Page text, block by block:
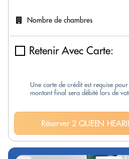
Nombre de chambres
Retenir Avec Carte:
Une carte de crédit est requise
montant final sera débité lors de
Réserver 2 QUEEN